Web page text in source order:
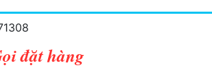
đặt hàng